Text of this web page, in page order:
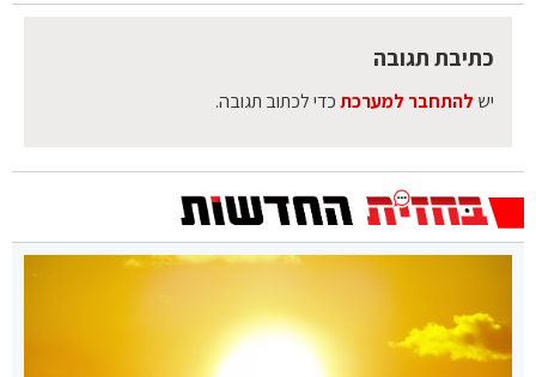
כתיבת תגובה
יש להתחבר למערכתכדי לכתוב תגובה.